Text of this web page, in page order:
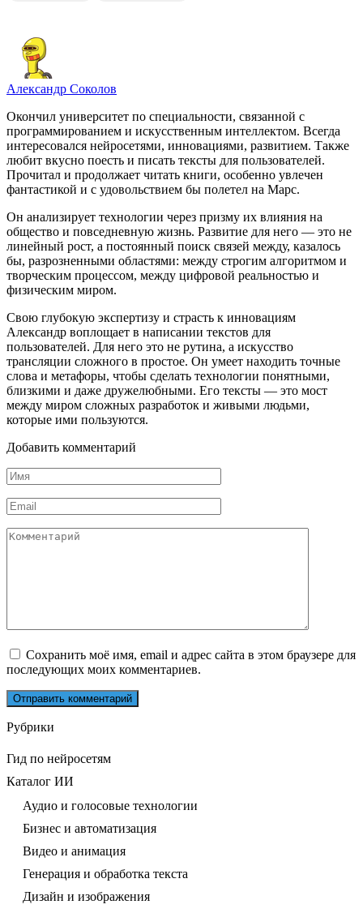
Александр Соколов
Окончил университет по специальности, связанной с
программированием и искусственным интеллектом. Всегда
интересовался нейросетями, инновациями, развитием. Также
любит вкусно поесть и писать тексты для пользователей.
Прочитал и продолжает читать книги, особенно увлечен
фантастикой и с удовольствием бы полетел на Марс.
Он анализирует технологии через призму их влияния на
общество и повседневную жизнь. Развитие для него — это не
линейный рост, а постоянный поиск связей между, казалось
бы, разрозненными областями: между строгим алгоритмом и
творческим процессом, между цифровой реальностью и
физическим миром.
Свою глубокую экспертизу и страсть к инновациям
Александр воплощает в написании текстов для
пользователей. Для него это не рутина, а искусство
трансляции сложного в простое. Он умеет находить точные
слова и метафоры, чтобы сделать технологии понятными,
близкими и даже дружелюбными. Его тексты — это мост
между миром сложных разработок и живыми людьми,
которые ими пользуются.
Добавить комментарий
Имя
*
Email
*
Комментарий
Сохранить моё имя, email и адрес сайта в этом браузере для
последующих моих комментариев.
Рубрики
Гид по нейросетям
Каталог ИИ
Аудио и голосовые технологии
Бизнес и автоматизация
Видео и анимация
Генерация и обработка текста
Дизайн и изображения